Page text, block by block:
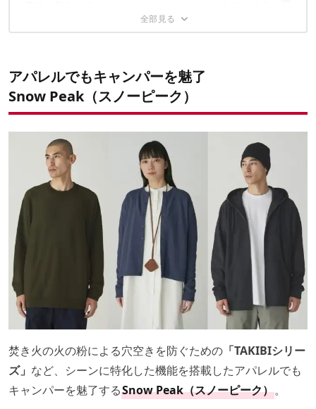
アパレルでもキャンパーを魅了
Snow Peak（スノーピーク）
焚き火の火の粉による穴空きを防ぐための 「TAKIBIシリー
ズ」 など、シーンに特化した機能を搭載したアパレルでも
キャンパーを魅了するSnow Peak（スノーピーク）。